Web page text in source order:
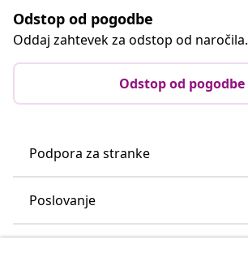
Odstop od pogodbe
Oddaj zahtevek za odstop od naročila.
Odstop od pogodbe
Podpora za stranke
Poslovanje